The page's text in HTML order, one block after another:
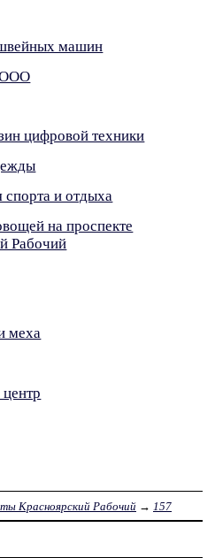
машин
ООО
цифровой техники
спорта и отдыха
на проспекте
Рабочий
меха
Красноярский Рабочий → 157